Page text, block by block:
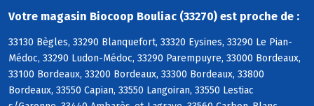
Votre magasin Biocoop Bouliac (33270) est proche de :
33130 Bègles, 33290 Blanquefort, 33320 Eysines, 33290 Le Pian-
Médoc, 33290 Ludon-Médoc, 33290 Parempuyre, 33000 Bordeaux,
33100 Bordeaux, 33200 Bordeaux, 33300 Bordeaux, 33800
Bordeaux, 33550 Capian, 33550 Langoiran, 33550 Lestiac